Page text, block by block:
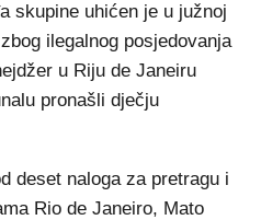
skupine uhićen je u južnoj
ilegalnog posjedovanja
u Riju de Janeiru
pronašli dječju
deset naloga za pretragu i
Rio de Janeiro, Mato